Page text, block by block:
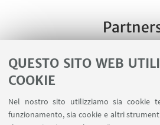
QUESTO SITO WEB
COOKIE
Nel nostro sito utilizziamo sia cookie
funzionamento, sia cookie e altri